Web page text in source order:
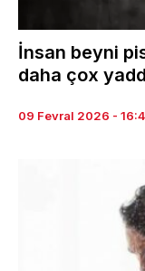
İnsan beyni
daha çox
09 Fevral 2026 -